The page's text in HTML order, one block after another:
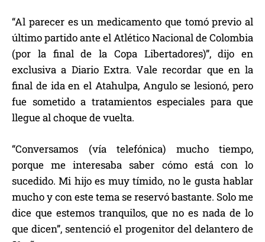
“Al parecer es un medicamento que tomó previo al
último partido ante el Atlético Nacional de Colombia
(por la final de la Copa Libertadores)”, dijo en
exclusiva a Diario Extra. Vale recordar que en la
final de ida en el Atahulpa, Angulo se lesionó, pero
fue sometido a tratamientos especiales para que
llegue al choque de vuelta.
“Conversamos (vía telefónica) mucho tiempo,
porque me interesaba saber cómo está con lo
sucedido. Mi hijo es muy tímido, no le gusta hablar
mucho y con este tema se reservó bastante. Solo me
dice que estemos tranquilos, que no es nada de lo
que dicen”, sentenció el progenitor del delantero de